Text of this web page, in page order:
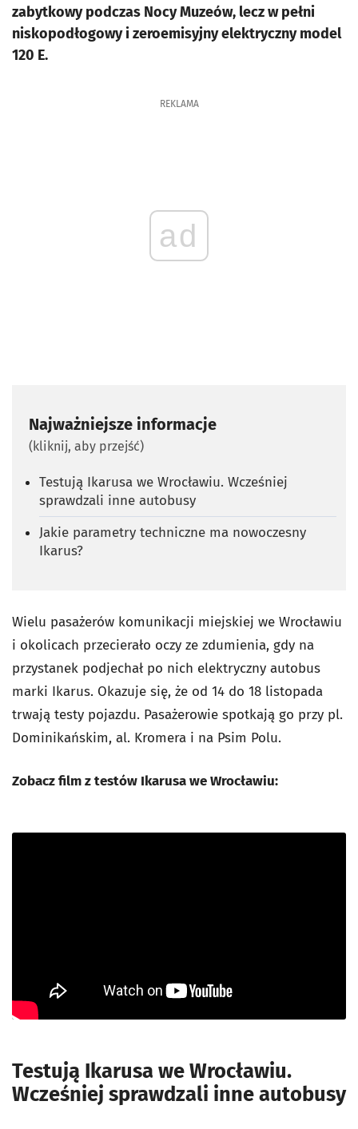
zabytkowy podczas Nocy Muzeów, lecz w pełni
niskopodłogowy i zeroemisyjny elektryczny model
120 E.
REKLAMA
ad
Najważniejsze informacje
(kliknij, aby przejść)
Testują Ikarusa we Wrocławiu. Wcześniej
sprawdzali inne autobusy
Jakie parametry techniczne ma nowoczesny
Ikarus?
Wielu pasażerów komunikacji miejskiej we Wrocławiu
i okolicach przecierało oczy ze zdumienia, gdy na
przystanek podjechał po nich elektryczny autobus
marki Ikarus. Okazuje się, że od 14 do 18 listopada
trwają testy pojazdu. Pasażerowie spotkają go przy pl.
Dominikańskim, al. Kromera i na Psim Polu.
Zobacz film z testów Ikarusa we Wrocławiu:
Testują Ikarusa we Wrocławiu.
Wcześniej sprawdzali inne autobusy